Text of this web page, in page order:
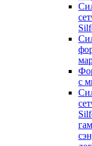
с